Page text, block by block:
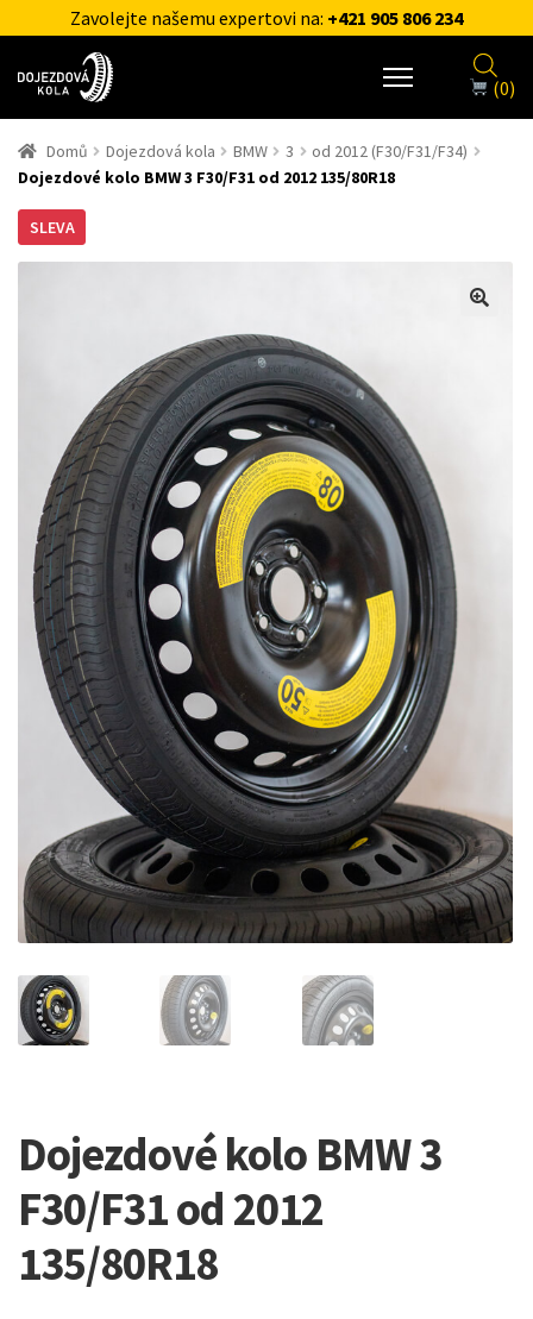
Zavolejte našemu expertovi na: +421 905 806 234
(0)
Domů Dojezdová kola BMW 3
od 2012 (F30/F31/F34)
Dojezdové kolo BMW 3 F30/F31 od 2012 135/80R18
SLEVA
Dojezdové kolo BMW 3
F30/F31 od 2012
135/80R18